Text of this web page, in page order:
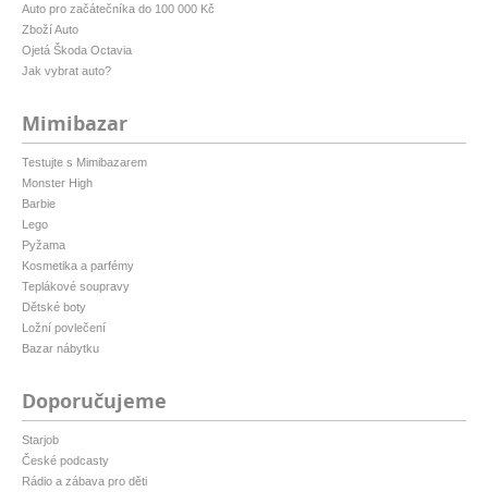
Auto pro začátečníka do 100 000 Kč
Zboží Auto
Ojetá Škoda Octavia
Jak vybrat auto?
Mimibazar
Testujte s Mimibazarem
Monster High
Barbie
Lego
Pyžama
Kosmetika a parfémy
Teplákové soupravy
Dětské boty
Ložní povlečení
Bazar nábytku
Doporučujeme
Starjob
České podcasty
Rádio a zábava pro děti